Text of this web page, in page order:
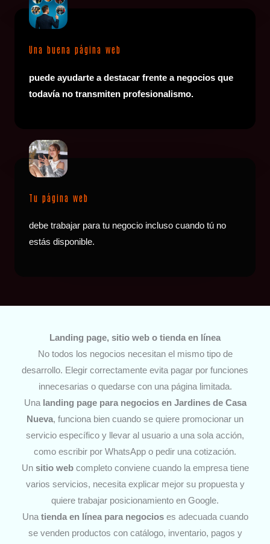
Una buena página web
puede ayudarte a destacar frente a negocios que
todavía no transmiten profesionalismo.
Tu página web
debe trabajar para tu negocio incluso cuando tú no
estás disponible.
Landing page, sitio web o tienda en línea
No todos los negocios necesitan el mismo tipo de
desarrollo. Elegir correctamente evita pagar por funciones
innecesarias o quedarse con una página limitada.
Una landing page para negocios en Jardines de Casa
Nueva, funciona bien cuando se quiere promocionar un
servicio específico y llevar al usuario a una sola acción,
como escribir por WhatsApp o pedir una cotización.
Un sitio webcompleto conviene cuando la empresa tiene
varios servicios, necesita explicar mejor su propuesta y
quiere trabajar posicionamiento en Google.
Una tienda en línea para negocioses adecuada cuando
se venden productos con catálogo, inventario, pagos y